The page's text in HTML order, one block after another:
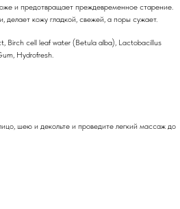
и предотвращает преждевременное старение.
кожу гладкой, свежей, а поры сужает.
Birch cell leaf water (Betula alba), Lactobacillus
Hydrofresh.
шею и декольте и проведите легкий массаж до